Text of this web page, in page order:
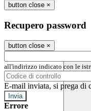
button close ×
Recupero password
button close ×
all'indirizzo indicato con le
E-mail inviata, si prega di
Errore